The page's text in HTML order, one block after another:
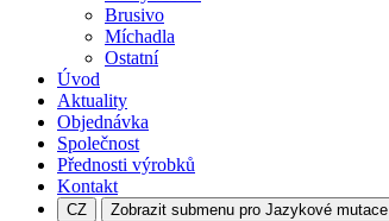
Brusivo
Míchadla
Ostatní
Úvod
Aktuality
Objednávka
Společnost
Přednosti výrobků
Kontakt
CZ Zobrazit submenu pro Jazykové mutace